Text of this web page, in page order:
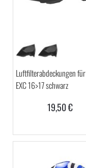
Luftfilterabdeckungen
EXC 16>17 schwarz
19,50 €